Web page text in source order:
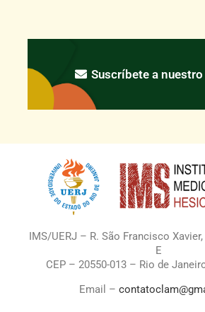
Suscríbete a
IMS/UERJ – R. São Francisco Xavier,
E
CEP – 20550-013 – Rio de
Email –